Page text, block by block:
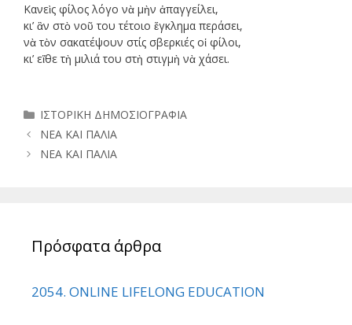
Κανεὶς φίλος λόγο νὰ μὴν ἀπαγγείλει,
κι’ ἂν στὸ νοῦ του τέτοιο ἔγκλημα περάσει,
νὰ τὸν σακατέψουν στίς σβερκιές οἱ φίλοι,
κι’ εἴθε τὴ μιλιά του στὴ στιγμὴ νὰ χάσει.
Κατηγορίες
ΙΣΤΟΡΙΚΗ ΔΗΜΟΣΙΟΓΡΑΦΙΑ
ΝΕΑ ΚΑΙ ΠΑΛΙΑ
ΝΕΑ ΚΑΙ ΠΑΛΙΑ
Πρόσφατα άρθρα
2054. ONLINE LIFELONG EDUCATION